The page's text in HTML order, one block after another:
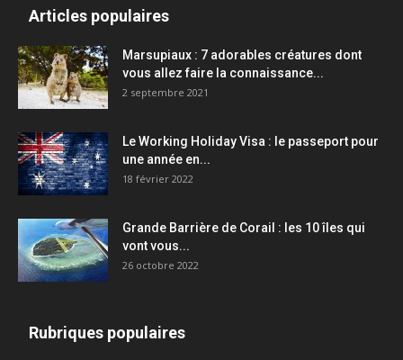
Articles populaires
Marsupiaux : 7 adorables créatures dont
vous allez faire la connaissance...
2 septembre 2021
Le Working Holiday Visa : le passeport pour
une année en...
18 février 2022
Grande Barrière de Corail : les 10 îles qui
vont vous...
26 octobre 2022
Rubriques populaires